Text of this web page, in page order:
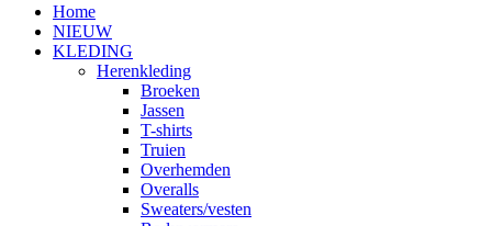
Home
NIEUW
KLEDING
Herenkleding
Broeken
Jassen
T-shirts
Truien
Overhemden
Overalls
Sweaters/vesten